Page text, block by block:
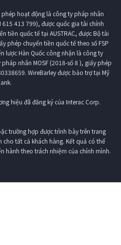
phép hoạt động là công ty pháp nhân
615 413 799), được quốc gia tài chính
tiền quốc tế tại AUSTRAC, được Bộ tài
phép chuyển tiền quốc tế theo số FSP
lược Hàn Quốc công nhận là công ty
nhân MOSF (2018-số 8 ), giấy phép
WireBarley được bảo trợ tại Mỹ
hiệu đã đăng ký của Interac Corp.
trường hợp được trình bày trên trang
tất cả khách hàng. Kết quả có thể
hành theo trách nhiệm của chính mình.